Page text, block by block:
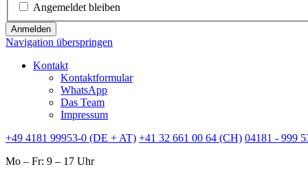
Angemeldet bleiben
Anmelden
Navigation überspringen
Kontakt
Kontaktformular
WhatsApp
Das Team
Impressum
+49 4181 99953-0 (DE + AT) +41 32 661 00 64 (CH) 04181 - 999
Mo – Fr: 9 – 17 Uhr